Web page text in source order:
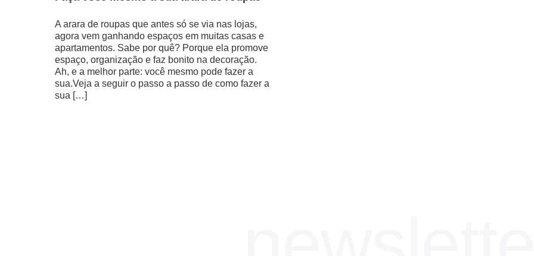
A arara de roupas que antes só se via nas lojas,
agora vem ganhando espaços em muitas casas e
apartamentos. Sabe por quê? Porque ela promove
espaço, organização e faz bonito na decoração.
Ah, e a melhor parte: você mesmo pode fazer a
sua.Veja a seguir o passo a passo de como fazer a
sua […]